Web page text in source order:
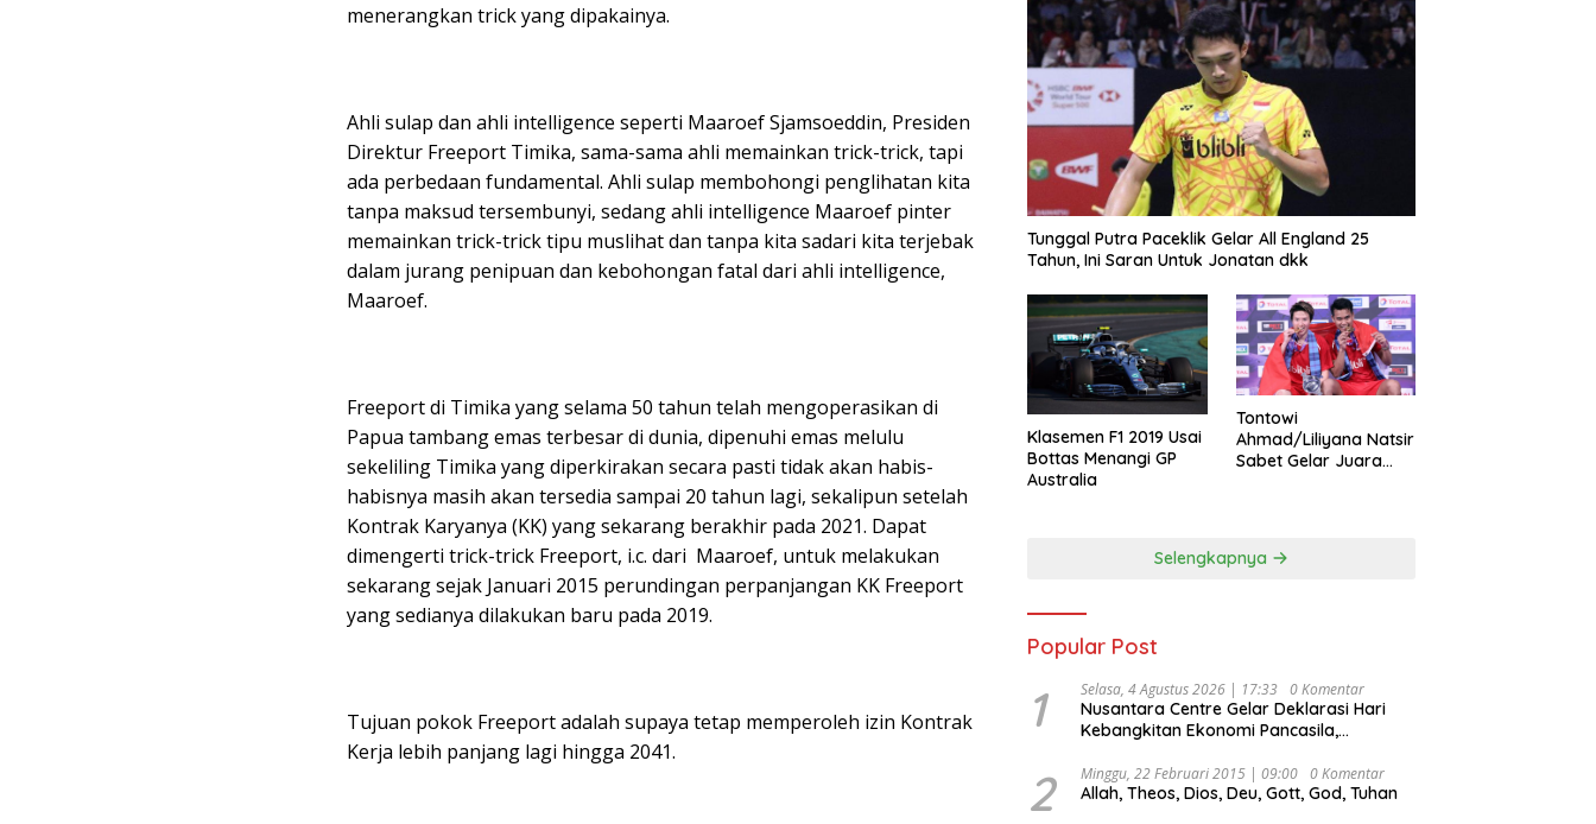
menerangkan trick yang dipakainya.
Ahli sulap dan ahli intelligence seperti Maaroef Sjamsoeddin, Presiden
Direktur Freeport Timika, sama-sama ahli memainkan trick-trick, tapi
ada perbedaan fundamental. Ahli sulap membohongi penglihatan kita
tanpa maksud tersembunyi, sedang ahli intelligence Maaroef pinter
memainkan trick-trick tipu muslihat dan tanpa kita sadari kita terjebak
dalam jurang penipuan dan kebohongan fatal dari ahli intelligence,
Maaroef.
Freeport di Timika yang selama 50 tahun telah mengoperasikan di
Papua tambang emas terbesar di dunia, dipenuhi emas melulu
sekeliling Timika yang diperkirakan secara pasti tidak akan habis-
habisnya masih akan tersedia sampai 20 tahun lagi, sekalipun setelah
Kontrak Karyanya (KK) yang sekarang berakhir pada 2021. Dapat
dimengerti trick-trick Freeport, i.c. dari Maaroef, untuk melakukan
sekarang sejak Januari 2015 perundingan perpanjangan KK Freeport
yang sedianya dilakukan baru pada 2019.
Tujuan pokok Freeport adalah supaya tetap memperoleh izin Kontrak
Kerja lebih panjang lagi hingga 2041.
Tunggal Putra Paceklik Gelar All England 25
Tahun, Ini Saran Untuk Jonatan dkk
Klasemen F1 2019 Usai
Bottas Menangi GP
Australia
Tontowi
Ahmad/Liliyana Natsir
Sabet Gelar Juara
Selengkapnya
Popular Post
1 Selasa, 4 Agustus 2026 | 17:33 0 Komentar
Nusantara Centre Gelar Deklarasi Hari
Kebangkitan Ekonomi Pancasila,
Djojohadikusumo Anti Penjajahan
(Pergolakan Ekonomi Politik Indonesia) &
2 Minggu, 22 Februari 2015 | 09:00 0 Komentar
Allah, Theos, Dios, Deu, Gott, God, Tuhan